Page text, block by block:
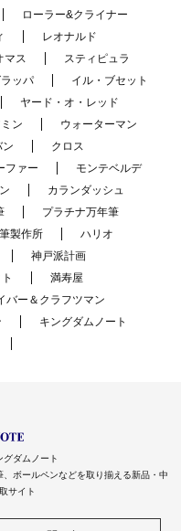
ローラー&クライナー
レオナルド
マス
スティピュラ
ッパ
イル・ブセット
ヤード・オ・レッド
ン
ウォーターマン
ン
クロス
ファー
モンテベルデ
カランダッシュ
プラチナ万年筆
製作所
ハリオ
神戸派計画
満寿屋
バー＆クラフツマン
キングダムノート
ダムノート
ボールペンなどを取り揃える新品・中
サイト